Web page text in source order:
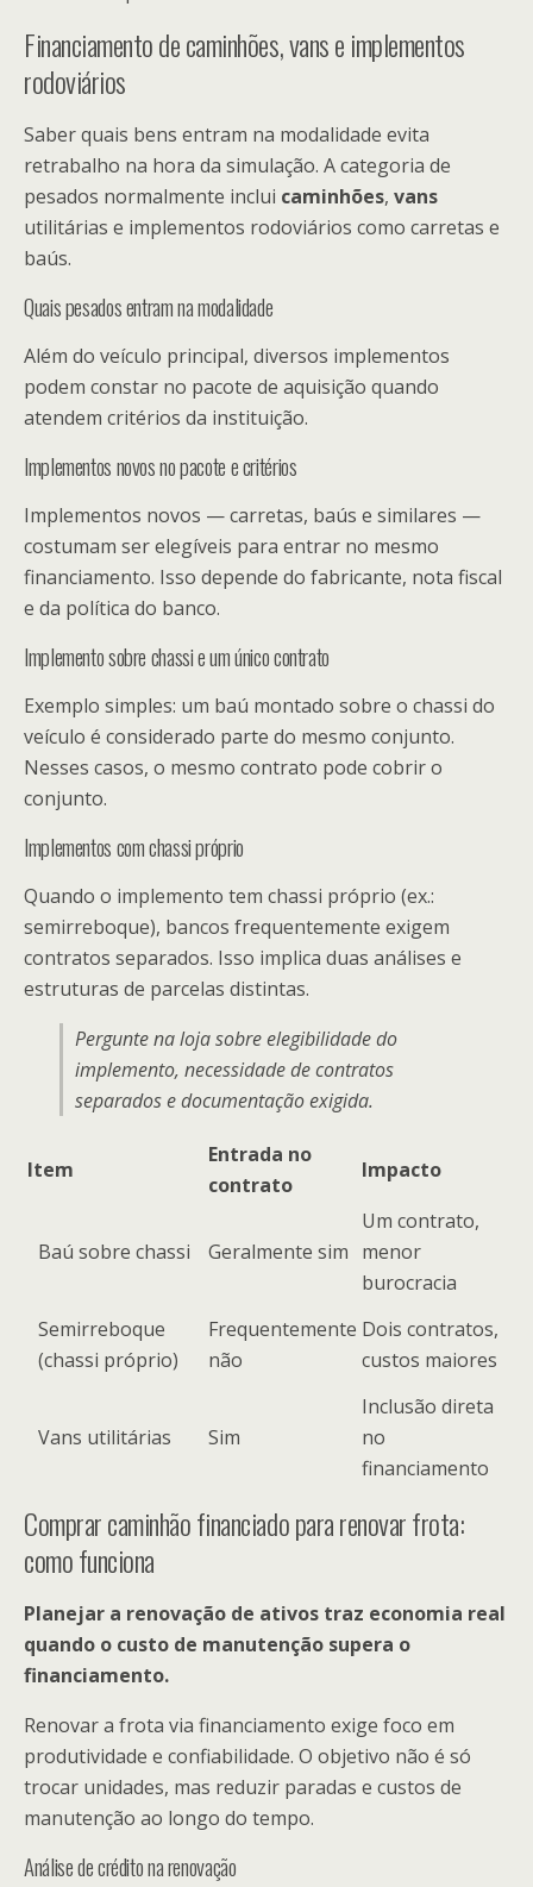
Financiamento de caminhões, vans e implementos
rodoviários
Saber quais bens entram na modalidade evita
retrabalho na hora da simulação. A categoria de
pesados normalmente inclui caminhões, vans
utilitárias e implementos rodoviários como carretas e
baús.
Quais pesados entram na modalidade
Além do veículo principal, diversos implementos
podem constar no pacote de aquisição quando
atendem critérios da instituição.
Implementos novos no pacote e critérios
Implementos novos — carretas, baús e similares —
costumam ser elegíveis para entrar no mesmo
financiamento. Isso depende do fabricante, nota fiscal
e da política do banco.
Implemento sobre chassi e um único contrato
Exemplo simples: um baú montado sobre o chassi do
veículo é considerado parte do mesmo conjunto.
Nesses casos, o mesmo contrato pode cobrir o
conjunto.
Implementos com chassi próprio
Quando o implemento tem chassi próprio (ex.:
semirreboque), bancos frequentemente exigem
contratos separados. Isso implica duas análises e
estruturas de parcelas distintas.
Pergunte na loja sobre elegibilidade do
implemento, necessidade de contratos
separados e documentação exigida.
Item
Entrada no
contrato
Impacto
Baú sobre chassi Geralmente sim
Um contrato,
menor
burocracia
Semirreboque
(chassi próprio)
Frequentemente
não
Dois contratos,
custos maiores
Vans utilitárias Sim
Inclusão direta
no
financiamento
Comprar caminhão financiado para renovar frota:
como funciona
Planejar a renovação de ativos traz economia real
quando o custo de manutenção supera o
financiamento.
Renovar a frota via financiamento exige foco em
produtividade e confiabilidade. O objetivo não é só
trocar unidades, mas reduzir paradas e custos de
manutenção ao longo do tempo.
Análise de crédito na renovação